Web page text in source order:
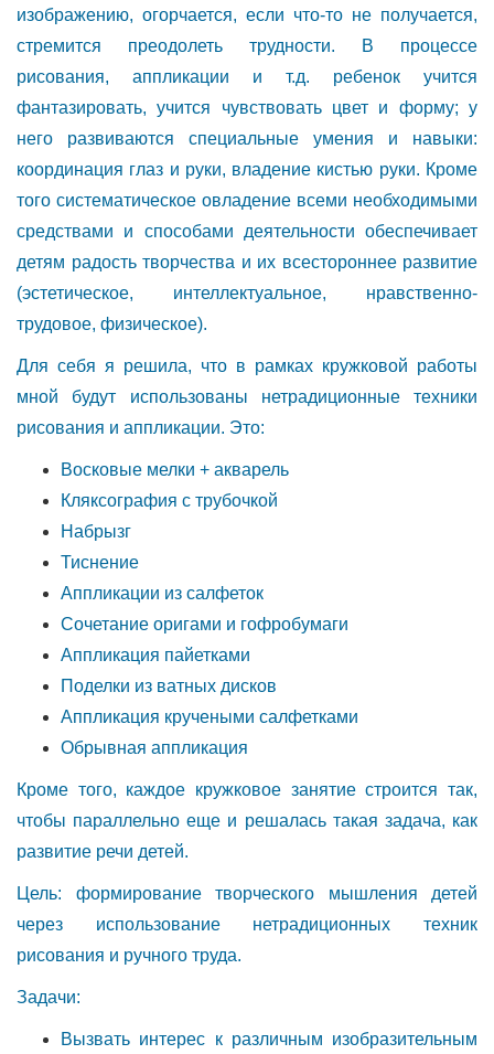
изображению, огорчается, если что-то не получается,
стремится преодолеть трудности. В процессе
рисования, аппликации и т.д. ребенок учится
фантазировать, учится чувствовать цвет и форму; у
него развиваются специальные умения и навыки:
координация глаз и руки, владение кистью руки. Кроме
того систематическое овладение всеми необходимыми
средствами и способами деятельности обеспечивает
детям радость творчества и их всестороннее развитие
(эстетическое, интеллектуальное, нравственно-
трудовое, физическое).
Для себя я решила, что в рамках кружковой работы
мной будут использованы нетрадиционные техники
рисования и аппликации. Это:
Восковые мелки + акварель
Кляксография с трубочкой
Набрызг
Тиснение
Аппликации из салфеток
Сочетание оригами и гофробумаги
Аппликация пайетками
Поделки из ватных дисков
Аппликация кручеными салфетками
Обрывная аппликация
Кроме того, каждое кружковое занятие строится так,
чтобы параллельно еще и решалась такая задача, как
развитие речи детей.
Цель: формирование творческого мышления детей
через использование нетрадиционных техник
рисования и ручного труда.
Задачи:
Вызвать интерес к различным изобразительным